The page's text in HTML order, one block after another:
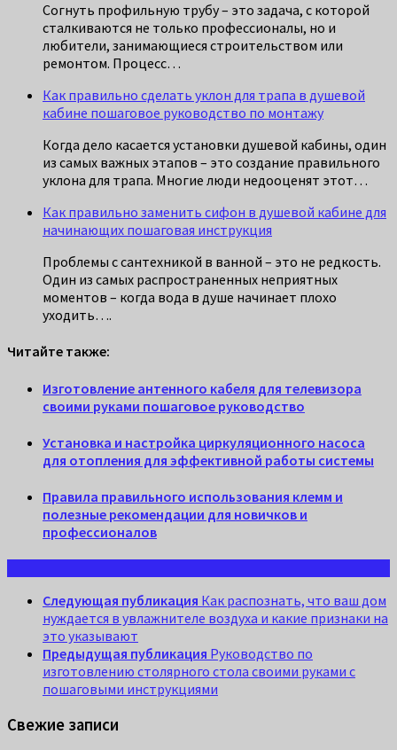
Согнуть профильную трубу – это задача, с которой
сталкиваются не только профессионалы, но и
любители, занимающиеся строительством или
ремонтом. Процесс…
Как правильно сделать уклон для трапа в душевой
кабине пошаговое руководство по монтажу
Когда дело касается установки душевой кабины, один
из самых важных этапов – это создание правильного
уклона для трапа. Многие люди недооценят этот…
Как правильно заменить сифон в душевой кабине для
начинающих пошаговая инструкция
Проблемы с сантехникой в ванной – это не редкость.
Один из самых распространенных неприятных
моментов – когда вода в душе начинает плохо
уходить….
Читайте также:
Изготовление антенного кабеля для телевизора
своими руками пошаговое руководство
Установка и настройка циркуляционного насоса
для отопления для эффективной работы системы
Правила правильного использования клемм и
полезные рекомендации для новичков и
профессионалов
Следующая публикация Как распознать, что ваш дом
нуждается в увлажнителе воздуха и какие признаки на
это указывают
Предыдущая публикация Руководство по
изготовлению столярного стола своими руками с
пошаговыми инструкциями
Свежие записи